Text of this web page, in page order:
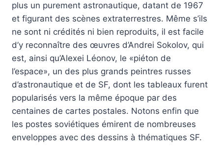
plus un purement astronautique, datant de 1967
et figurant des scènes extraterrestres. Même s’ils
ne sont ni crédités ni bien reproduits, il est facile
d’y reconnaître des œuvres d’Andrei Sokolov, qui
est, ainsi qu’Alexei Léonov, le «piéton de
l’espace», un des plus grands peintres russes
d’astronautique et de SF, dont les tableaux furent
popularisés vers la même époque par des
centaines de cartes postales. Notons enfin que
les postes soviétiques émirent de nombreuses
enveloppes avec des dessins à thématiques SF.